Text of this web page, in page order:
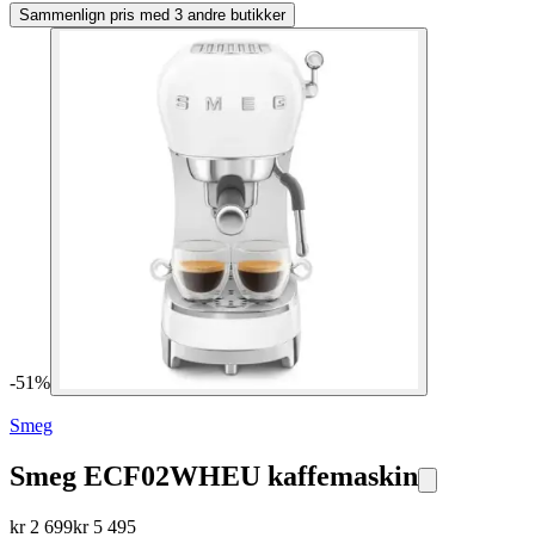
Sammenlign pris med 3 andre butikker
-51%
Smeg
Smeg ECF02WHEU kaffemaskin
kr 2 699kr 5 495